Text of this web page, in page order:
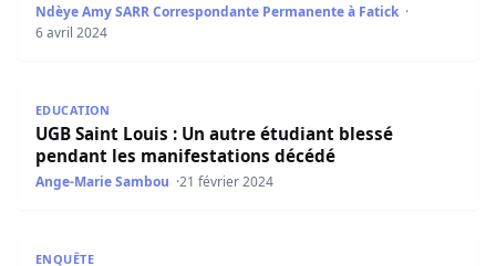
Ndèye Amy SARR Correspondante Permanente à Fatick
6 avril 2024
EDUCATION
UGB Saint Louis : Un autre étudiant blessé
pendant les manifestations décédé
Ange-Marie Sambou 21 février 2024
ENQUÊTE